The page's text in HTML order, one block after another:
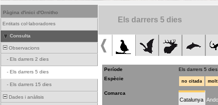
Pàgina d'inici d'Ornitho
Entitats col·laboradores
Consulta
Observacions
- Els darrers 2 dies
- Els darrers 5 dies
- Els darrers 15 dies
Dades i anàlisis
Els darrers 5 dies
Període
Els darrers 5 dies
Espècie
no citada
Comarca
Catalunya